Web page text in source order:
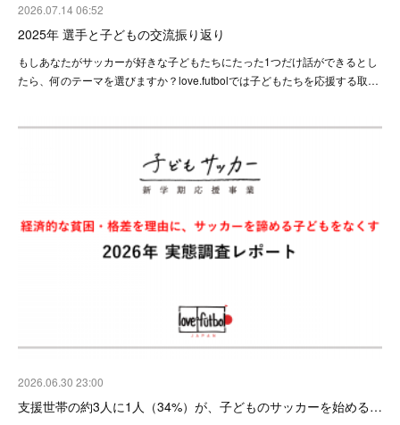
2026.07.14 06:52
2025年 選手と子どもの交流振り返り
もしあなたがサッカーが好きな子どもたちにたった1つだけ話ができるとし
たら、何のテーマを選びますか？love.futbolでは子どもたちを応援する取…
2026.06.30 23:00
支援世帯の約3人に1人（34%）が、子どものサッカーを始める…